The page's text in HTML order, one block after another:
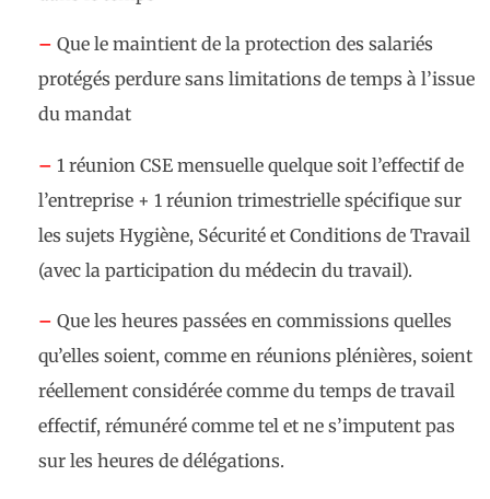
– Que le maintient de la protection des salariés
protégés perdure sans limitations de temps à l’issue
du mandat
– 1 réunion CSE mensuelle quelque soit l’effectif de
l’entreprise + 1 réunion trimestrielle spécifique sur
les sujets Hygiène, Sécurité et Conditions de Travail
(avec la participation du médecin du travail).
– Que les heures passées en commissions quelles
qu’elles soient, comme en réunions plénières, soient
réellement considérée comme du temps de travail
effectif, rémunéré comme tel et ne s’imputent pas
sur les heures de délégations.